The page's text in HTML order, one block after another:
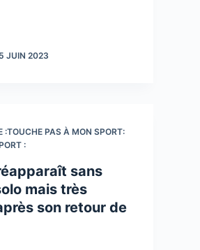
JUIN 2023
:TOUCHE PAS À MON SPORT:
:
sans
mais très
son retour de